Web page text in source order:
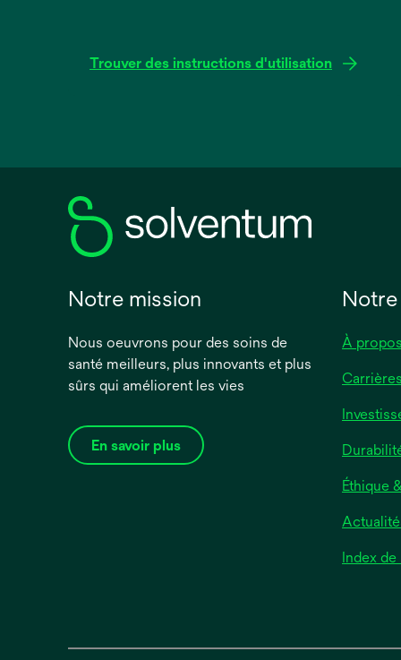
Trouver des instructions d'utilisation
nouvel
Notre mission
Nous oeuvrons pour des soins de
santé meilleurs, plus innovants et plus
sûrs qui améliorent les vies
En savoir plus
À
Éthique
Index